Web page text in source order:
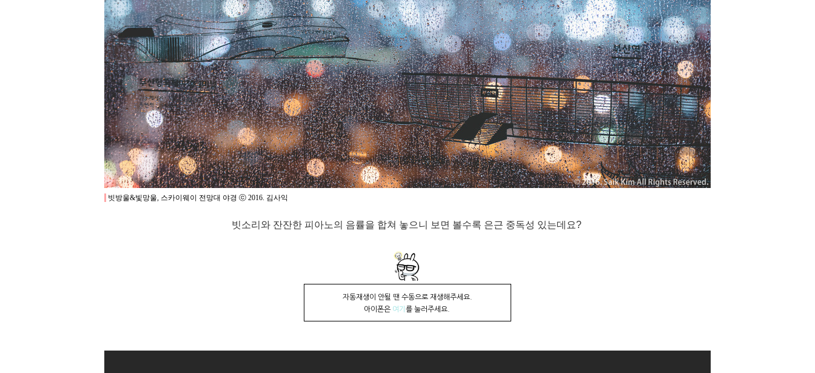
빗방울&빛망울, 스카이웨이 전망대 야경 ⓒ 2016. 김사익
빗소리와 잔잔한 피아노의 음률을 합쳐 놓으니 보면 볼수록 은근 중독성 있는데요?
자동재생이 안될 땐 수동으로 재생해주세요.
아이폰은 여기 를 눌러주세요.